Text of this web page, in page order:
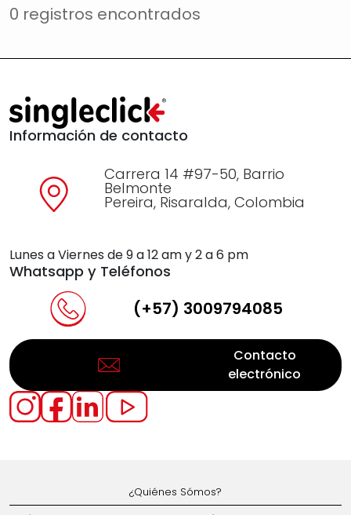
0 registros encontrados
Información de contacto
Carrera 14 #97-50, Barrio
Belmonte
Pereira, Risaralda, Colombia
Lunes a Viernes de 9 a 12 am y 2 a 6 pm
Whatsapp y Teléfonos
(+57) 3009794085
Contacto
electrónico
¿Quiénes Sómos?